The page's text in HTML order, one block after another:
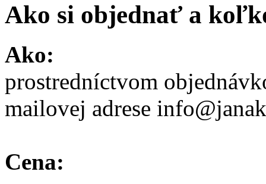
Ako si objednať a
Ako:
prostredníctvom
mailovej adrese
Cena: